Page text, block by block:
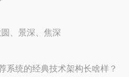
t
、景深、焦深
系统的经典技术架构长啥样？